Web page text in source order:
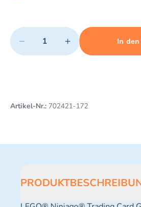
Quantity
− +
Minimum quantity: 1 MaximumIn den
Add 1 item to cart
Artikel-Nr.: 702421-172